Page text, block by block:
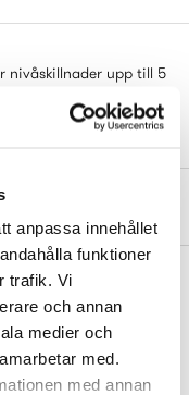
anpassa innehållet
funktioner
trafik. Vi
och annan
medier och
med.
med annan
nivåskillnader upp till 5